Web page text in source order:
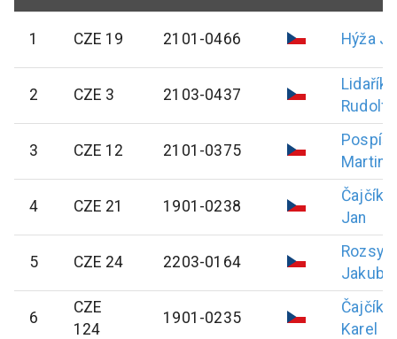
1 CZE 19 2101-0466 Hýža
2 CZE 3 2103-0437
Lidařík
Rudolf
3 CZE 12 2101-0375
Pospíšil
Martin
4 CZE 21 1901-0238
Čajčík
Jan
5 CZE 24 2203-0164
Jakub
6
CZE
124
1901-0235
Čajčík
Karel